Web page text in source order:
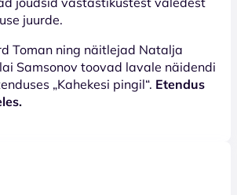
juurde.
Toman ning näitlejad Natalja
Samsonov toovad lavale näidendi
„Kahekesi pingil“. Etendus